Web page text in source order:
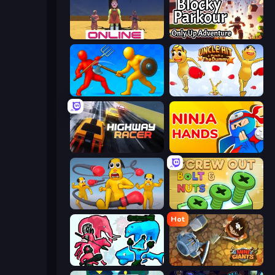
Squid Game Online Blocky Parkour: Only Up Adventure
Epic Sword Battle! Fight in Arena Uncle Hit: Punch the Dummy
Highway Racer Ninja Hands
Annoying Uncle Punch Game Screw Out: Bolts and Nuts
Funny Battle Simulator 2
Hot
MiniGiants.io